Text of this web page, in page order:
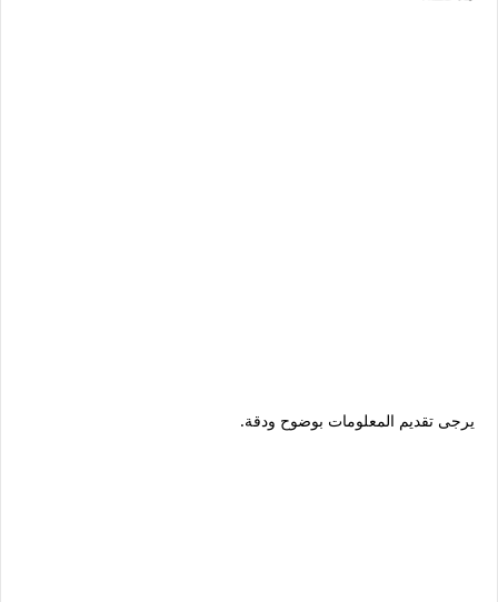
يرجى تقديم المعلومات بوضوح ودقة.